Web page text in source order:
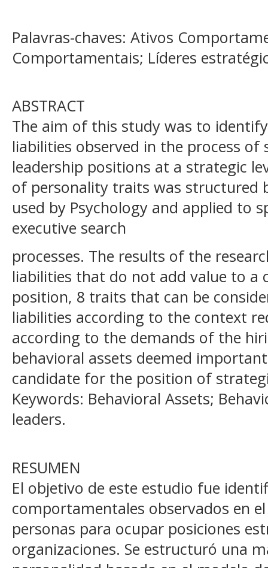
Palavras-chaves: Ativos
Comportamentais; Líderes
ABSTRACT
The aim of this study was to
liabilities observed in the process of
leadership positions at a strategic
of personality traits was structured
used by Psychology and applied to
executive search
processes. The results of the
liabilities that do not add value to a
position, 8 traits that can be
liabilities according to the context
according to the demands of the
behavioral assets deemed
candidate for the position of
Keywords: Behavioral Assets;
leaders.
RESUMEN
El objetivo de este estudio fue
comportamentales observados en
personas para ocupar posiciones
organizaciones. Se estructuró una